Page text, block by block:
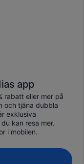
app
rabatt eller mer på
och tjäna dubbla
exklusiva
kan resa mer.
i mobilen.